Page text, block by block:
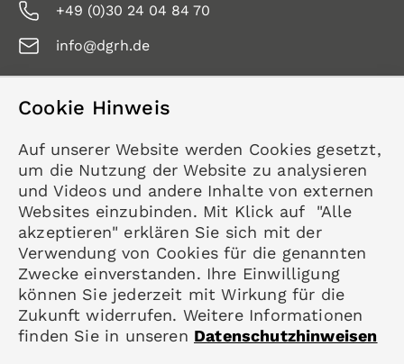
+49 (0)30 24 04 84 70
info@dgrh.de
Service
Kontakt
Datenschutz
Impressum
Mitgliedschaft
Rheumatologie
Karriere
Cookie Hinweis
Auf unserer Website werden Cookies gesetzt,
um die Nutzung der Website zu analysieren
und Videos und andere Inhalte von externen
Websites einzubinden. Mit Klick auf "Alle
akzeptieren" erklären Sie sich mit der
Verwendung von Cookies für die genannten
Zwecke einverstanden. Ihre Einwilligung
können Sie jederzeit mit Wirkung für die
Zukunft widerrufen. Weitere Informationen
finden Sie in unseren Datenschutzhinweisen